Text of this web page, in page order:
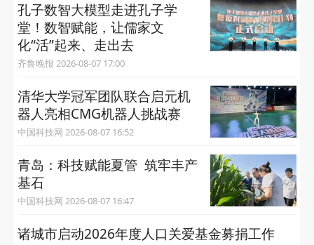
孔子数智大模型走进孔子学
堂！数智赋能，让儒家文
化“活”起来、走出去
齐鲁晚报 2026-08-07 17:00
清华大学冠军团队联合启元机
器人亮相CMG机器人挑战赛
中国科技网 2026-08-07 16:52
青岛：科技赋能夏管 筑牢丰产
基石
中国科技网 2026-08-07 16:47
诸城市启动2026年度人口关爱基金募捐工作